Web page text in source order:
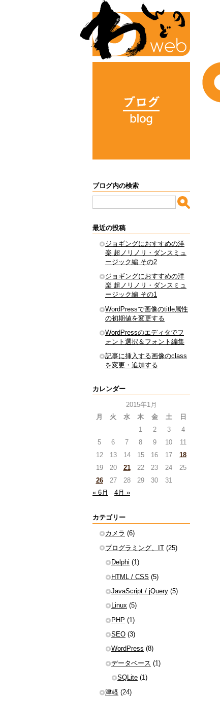
ブログ内の検索
最近の投稿
ジョギングにおすすめの洋
楽 超ノリノリ・ダンスミュ
ージック編 その2
ジョギングにおすすめの洋
楽 超ノリノリ・ダンスミュ
ージック編 その1
WordPressで画像のtitle属性
の初期値を変更する
WordPressのエディタでフ
ォント選択＆フォント編集
記事に挿入する画像のclass
を変更・追加する
カレンダー
2015年1月
月
火 水 木 金 土
日
1
2 3
4
5
6 7 8 9 10
11
12
13 14 15 16 17
18
19
20 21 22 23 24
25
26
27 28 29 30
31
« 6月
4月 »
カテゴリー
カメラ (6)
プログラミング、IT (25)
Delphi (1)
HTML / CSS (5)
JavaScript / jQuery (5)
Linux (5)
PHP (1)
SEO (3)
WordPress (8)
データベース (1)
SQLite (1)
津軽 (24)